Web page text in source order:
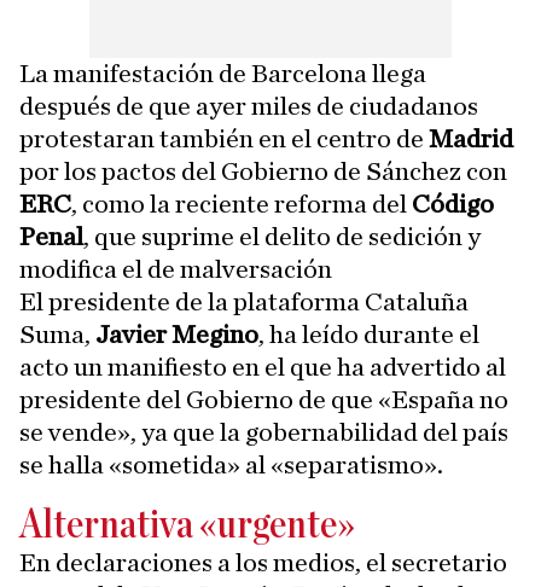
La manifestación de Barcelona llega
después de que ayer miles de ciudadanos
protestaran también en el centro de Madrid
por los pactos del Gobierno de Sánchez con
ERC, como la reciente reforma del Código
Penal, que suprime el delito de sedición y
modifica el de malversación
El presidente de la plataforma Cataluña
Suma, Javier Megino, ha leído durante el
acto un manifiesto en el que ha advertido al
presidente del Gobierno de que «España no
se vende», ya que la gobernabilidad del país
se halla «sometida» al «separatismo».
Alternativa «urgente»
En declaraciones a los medios, el secretario